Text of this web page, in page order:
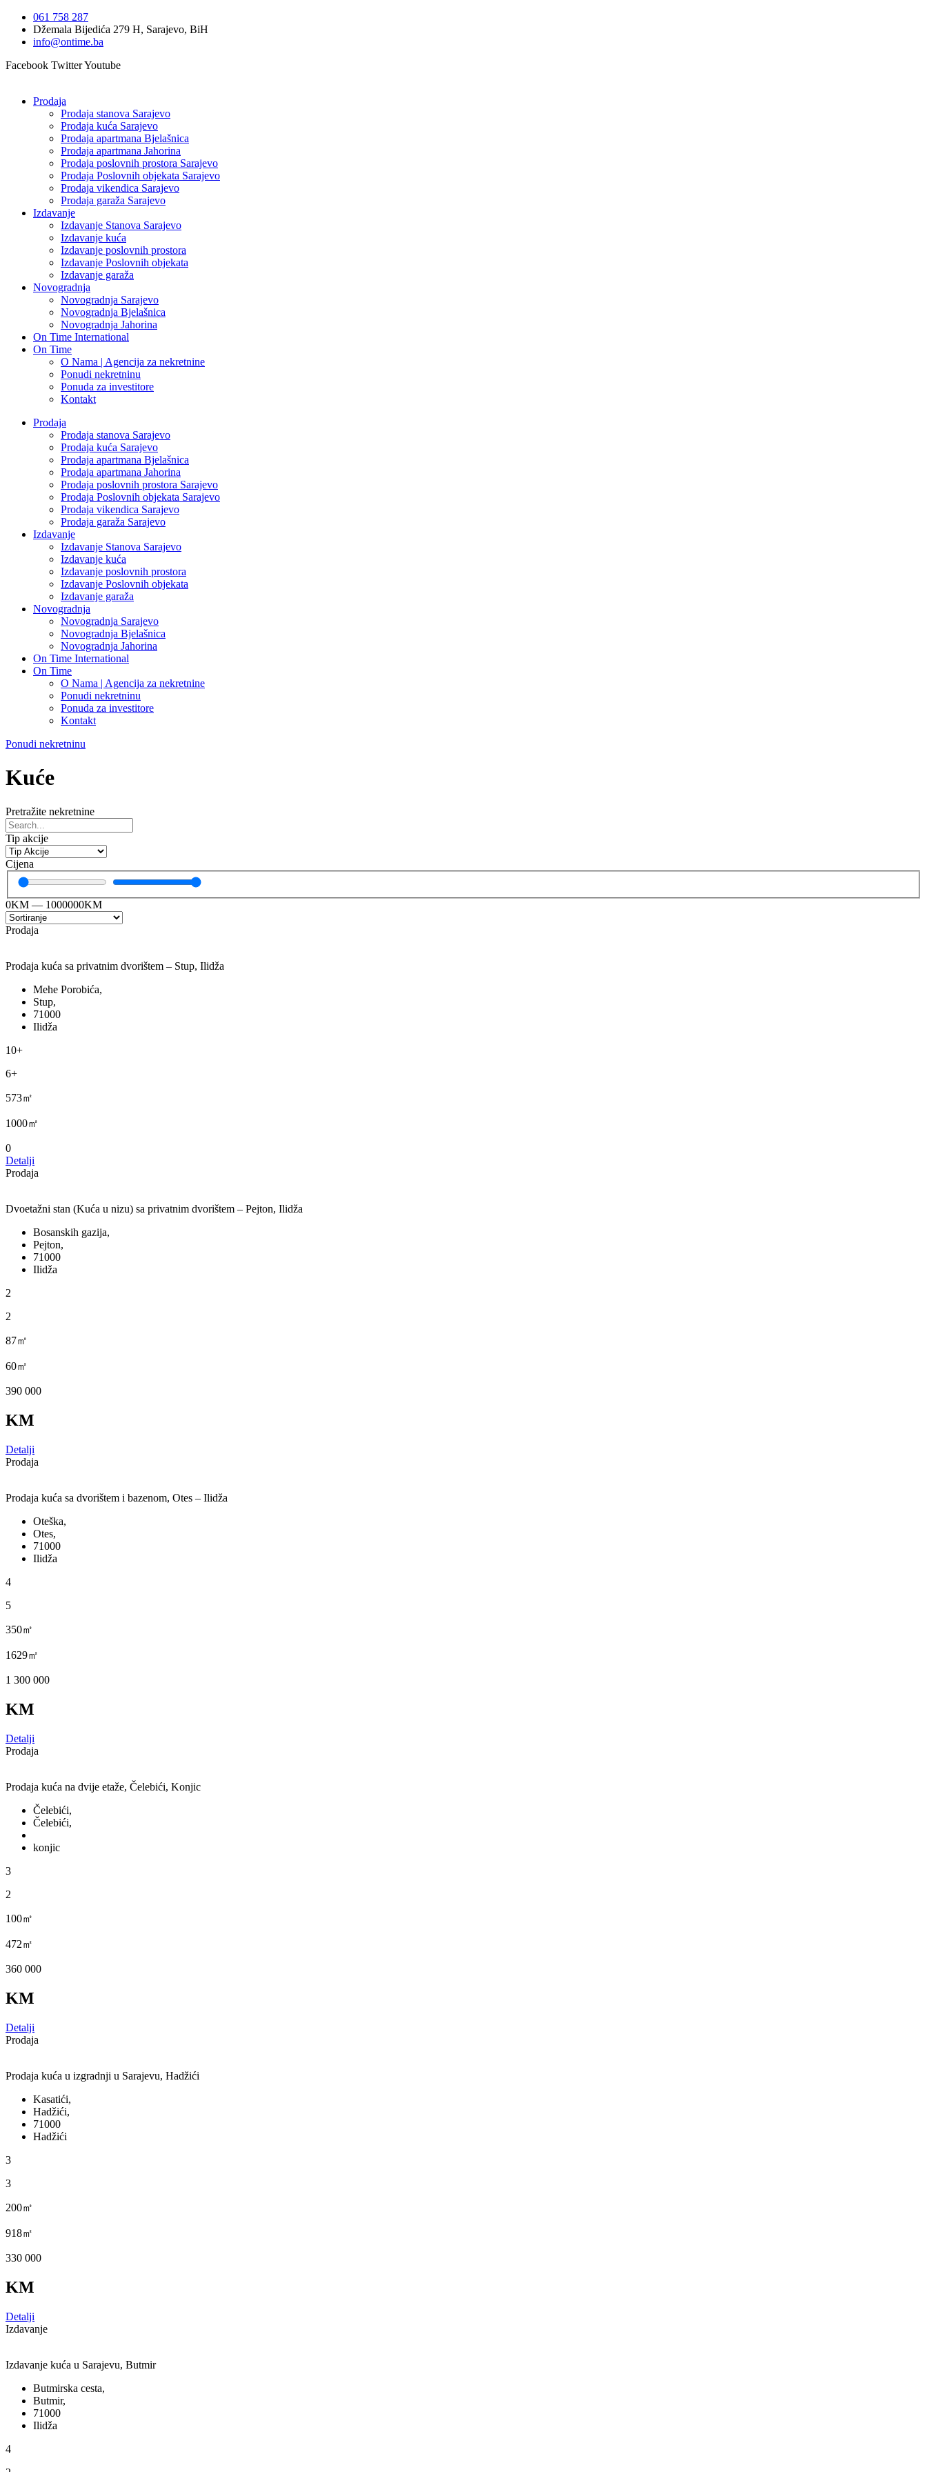
sadržaj
061 758 287
Džemala Bijedića 279 H, Sarajevo, BiH
info@ontime.ba
Facebook TwitterYoutube
Prodaja
Prodaja stanova Sarajevo
Prodaja kuća Sarajevo
Prodaja apartmana Bjelašnica
Prodaja apartmana Jahorina
Prodaja poslovnih prostora Sarajevo
Prodaja Poslovnih objekata Sarajevo
Prodaja vikendica Sarajevo
Prodaja garaža Sarajevo
Izdavanje
Izdavanje Stanova Sarajevo
Izdavanje kuća
Izdavanje poslovnih prostora
Izdavanje Poslovnih objekata
Izdavanje garaža
Novogradnja
Novogradnja Sarajevo
Novogradnja Bjelašnica
Novogradnja Jahorina
On Time International
On Time
O Nama | Agencija za nekretnine
Ponudi nekretninu
Ponuda za investitore
Kontakt
Prodaja
Prodaja stanova Sarajevo
Prodaja kuća Sarajevo
Prodaja apartmana Bjelašnica
Prodaja apartmana Jahorina
Prodaja poslovnih prostora Sarajevo
Prodaja Poslovnih objekata Sarajevo
Prodaja vikendica Sarajevo
Prodaja garaža Sarajevo
Izdavanje
Izdavanje Stanova Sarajevo
Izdavanje kuća
Izdavanje poslovnih prostora
Izdavanje Poslovnih objekata
Izdavanje garaža
Novogradnja
Novogradnja Sarajevo
Novogradnja Bjelašnica
Novogradnja Jahorina
On Time International
On Time
O Nama | Agencija za nekretnine
Ponudi nekretninu
Ponuda za investitore
Kontakt
Ponudi nekretninu
Kuće
Pretražite nekretnine
Tip akcije
Cijena
0KM — 1000000KM
Prodaja
Prodaja kuća sa privatnim dvorištem – Stup, Ilidža
Mehe Porobića,
Stup,
71000
Ilidža
10+
6+
573㎡
1000㎡
0
Detalji
Prodaja
Dvoetažni stan (Kuća u nizu) sa privatnim dvorištem – Pejton, Ilidža
Bosanskih gazija,
Pejton,
71000
Ilidža
2
2
87㎡
60㎡
390 000
KM
Detalji
Prodaja
Prodaja kuća sa dvorištem i bazenom, Otes – Ilidža
Oteška,
Otes,
71000
Ilidža
4
5
350㎡
1629㎡
1 300 000
KM
Detalji
Prodaja
Prodaja kuća na dvije etaže, Čelebići, Konjic
Čelebići,
Čelebići,
konjic
3
2
100㎡
472㎡
360 000
KM
Detalji
Prodaja
Prodaja kuća u izgradnji u Sarajevu, Hadžići
Kasatići,
Hadžići,
71000
Hadžići
3
3
200㎡
918㎡
330 000
KM
Detalji
Izdavanje
Izdavanje kuća u Sarajevu, Butmir
Butmirska cesta,
Butmir,
71000
Ilidža
4